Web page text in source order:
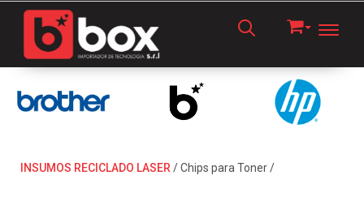
INSUMOS RECICLADO LASER/Chips para Toner/